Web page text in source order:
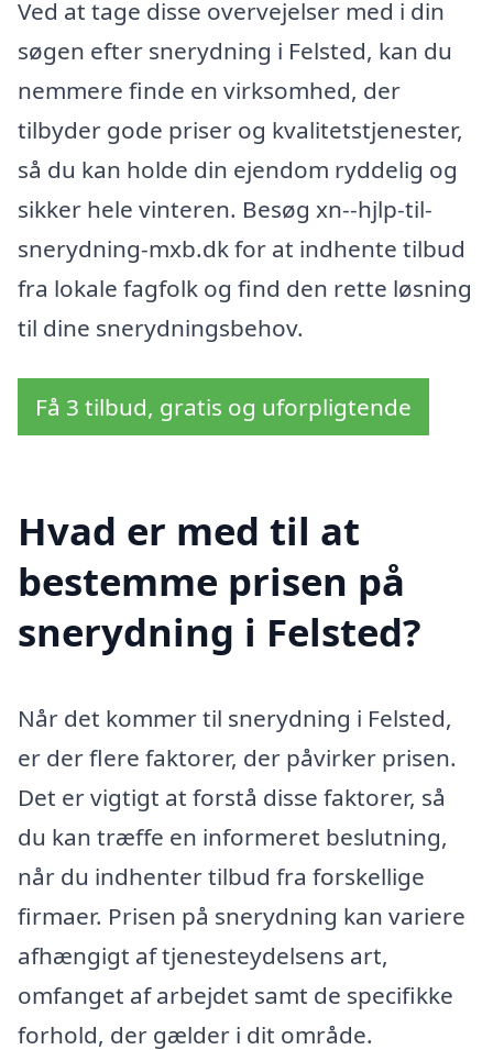
Ved at tage disse overvejelser med i din
søgen efter snerydning i Felsted, kan du
nemmere finde en virksomhed, der
tilbyder gode priser og kvalitetstjenester,
så du kan holde din ejendom ryddelig og
sikker hele vinteren. Besøg xn--hjlp-til-
snerydning-mxb.dk for at indhente tilbud
fra lokale fagfolk og find den rette løsning
til dine snerydningsbehov.
Få 3 tilbud, gratis og uforpligtende
Hvad er med til at
bestemme prisen på
snerydning i Felsted?
Når det kommer til snerydning i Felsted,
er der flere faktorer, der påvirker prisen.
Det er vigtigt at forstå disse faktorer, så
du kan træffe en informeret beslutning,
når du indhenter tilbud fra forskellige
firmaer. Prisen på snerydning kan variere
afhængigt af tjenesteydelsens art,
omfanget af arbejdet samt de specifikke
forhold, der gælder i dit område.